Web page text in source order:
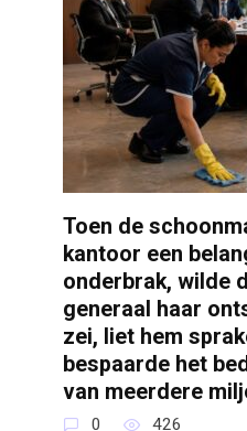
Toen de
kantoor een
onderbrak, wilde
generaal haar
zei, liet hem
bespaarde het
van meerdere
0 426